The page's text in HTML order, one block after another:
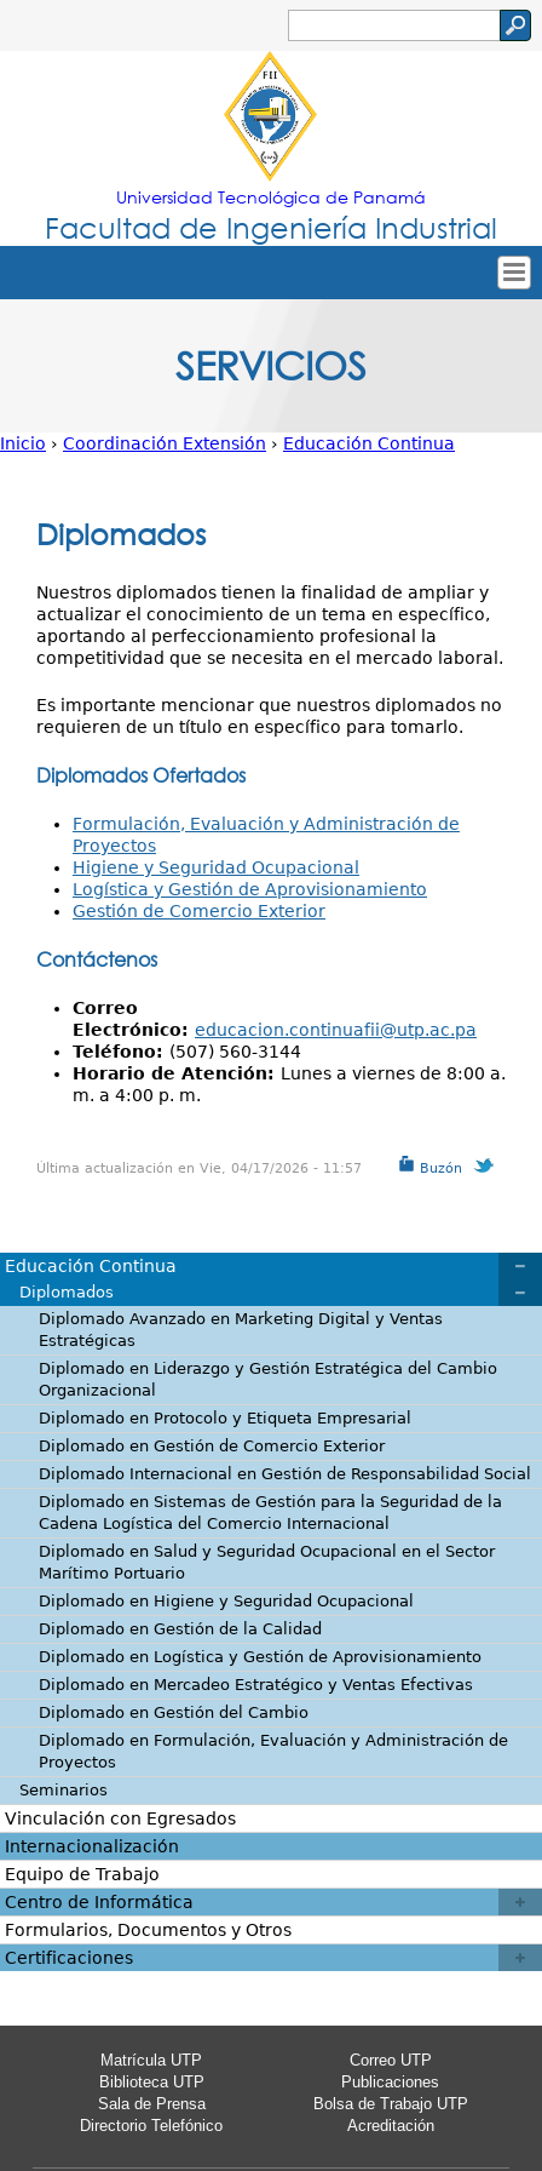
Jump to navigation
de
búsqueda
Universidad Tecnológica de Panamá
Facultad de Ingeniería Industrial
Nuestra Facultad
Secretarías
Servicios
SERVICIOS
está
Inicio › Coordinación Extensión › Educación Continua
Diplomados
Nuestros diplomados tienen la finalidad de ampliar y
actualizar el conocimiento de un tema en específico,
aportando al perfeccionamiento profesional la
competitividad que se necesita en el mercado laboral.
Es importante mencionar que nuestros diplomados no
requieren de un título en específico para tomarlo.
Diplomados Ofertados
Formulación, Evaluación y Administración de
Proyectos
Higiene y Seguridad Ocupacional
Logística y Gestión de Aprovisionamiento
Gestión de Comercio Exterior
Contáctenos
Correo
Electrónico: educacion.continuafii@utp.ac.pa
Teléfono: (507) 560-3144
Horario de Atención: Lunes a viernes de 8:00 a.
m. a 4:00 p. m.
Buzón
Última actualización en Vie, 04/17/2026 - 11:57
Educación Continua
Diplomados
Diplomado Avanzado en Marketing Digital y Ventas
Estratégicas
Diplomado en Liderazgo y Gestión Estratégica del Cambio
Organizacional
Diplomado en Protocolo y Etiqueta Empresarial
Diplomado en Gestión de Comercio Exterior
Diplomado Internacional en Gestión de Responsabilidad Social
Diplomado en Sistemas de Gestión para la Seguridad de la
Cadena Logística del Comercio Internacional
Diplomado en Salud y Seguridad Ocupacional en el Sector
Marítimo Portuario
Diplomado en Higiene y Seguridad Ocupacional
Diplomado en Gestión de la Calidad
Diplomado en Logística y Gestión de Aprovisionamiento
Diplomado en Mercadeo Estratégico y Ventas Efectivas
Diplomado en Gestión del Cambio
Diplomado en Formulación, Evaluación y Administración de
Proyectos
Seminarios
Vinculación con Egresados
Internacionalización
Equipo de Trabajo
Centro de Informática
Formularios, Documentos y Otros
Certificaciones
Matrícula UTP
Correo UTP
Biblioteca UTP
Publicaciones
Sala de Prensa
Bolsa de Trabajo UTP
Directorio Telefónico
Acreditación